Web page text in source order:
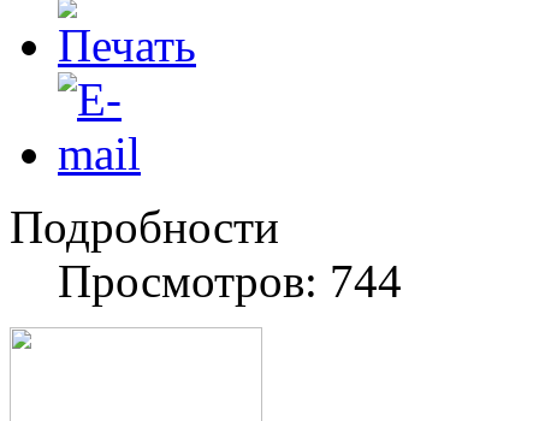
Подробности
Просмотров: 744